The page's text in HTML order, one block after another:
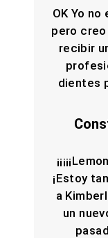
OK Yo
pero
recibir
dientes
¡Estoy
a
un